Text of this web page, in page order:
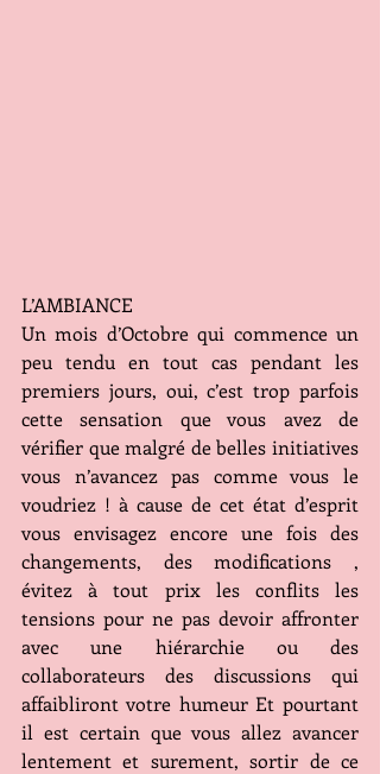
L’AMBIANCE
Un mois d’Octobre qui commence un
peu tendu en tout cas pendant les
premiers jours, oui, c’est trop parfois
cette sensation que vous avez de
vérifier que malgré de belles initiatives
vous n’avancez pas comme vous le
voudriez ! à cause de cet état d’esprit
vous envisagez encore une fois des
changements, des modifications ,
évitez à tout prix les conflits les
tensions pour ne pas devoir affronter
avec une hiérarchie ou des
collaborateurs des discussions qui
affaibliront votre humeur Et pourtant
il est certain que vous allez avancer
lentement et surement, sortir de ce